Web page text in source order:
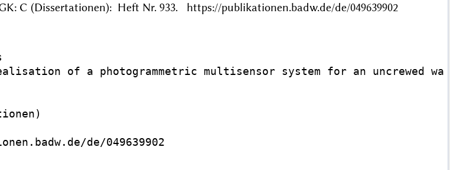
C (Dissertationen): Heft Nr. 933. https://publikationen.badw.de/de/049639902
of a photogrammetric multisensor system for an uncrewed
de/049639902